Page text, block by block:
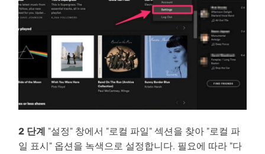
2 단계 "설정" 창에서 "로컬 파일" 섹션을 찾아 "로컬 파
일 표시" 옵션을 녹색으로 설정합니다. 필요에 따라 "다